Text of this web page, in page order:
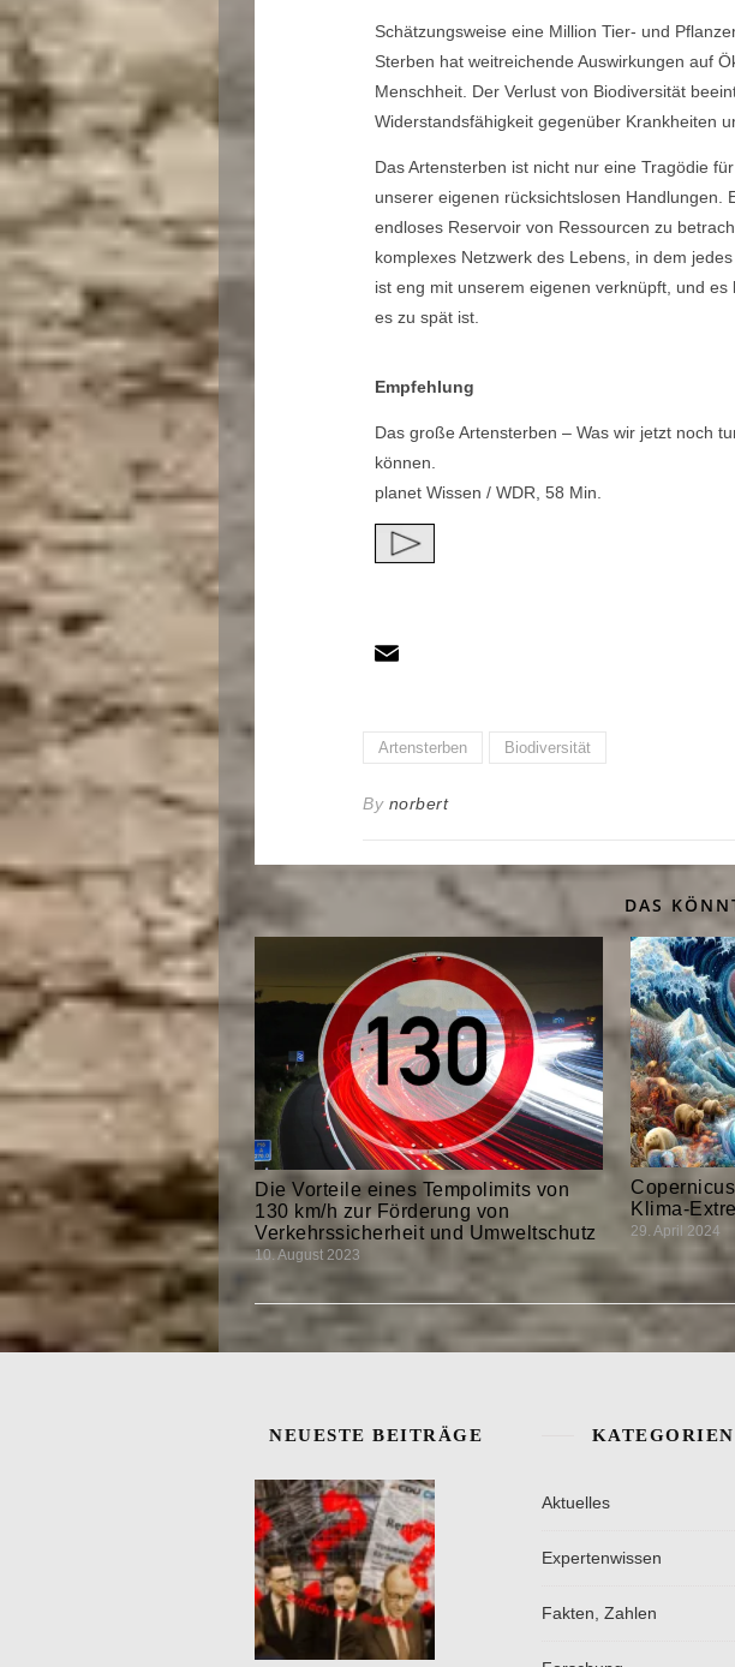
Schätzungsweise eine Million Tier- und
Sterben hat weitreichende Auswirkungen auf
Menschheit. Der Verlust von Biodiversität
Widerstandsfähigkeit gegenüber Krankheiten
Das Artensterben ist nicht nur eine Tragödie
unserer eigenen rücksichtslosen Handlungen.
endloses Reservoir von Ressourcen zu
komplexes Netzwerk des Lebens, in dem
ist eng mit unserem eigenen verknüpft, und
es zu spät ist.
Empfehlung
Das große Artensterben – Was wir jetzt noch
können.
planet Wissen / WDR, 58 Min.
Artensterben Biodiversität
By norbert
DAS
Die Vorteile eines Tempolimits von
130 km/h zur Förderung von
Verkehrssicherheit und Umweltschutz
10. August 2023
Klima-
29. April 2024
NEUESTE BEITRÄGE KATEGORIEN
Aktuelles
Expertenwissen
Fakten, Zahlen